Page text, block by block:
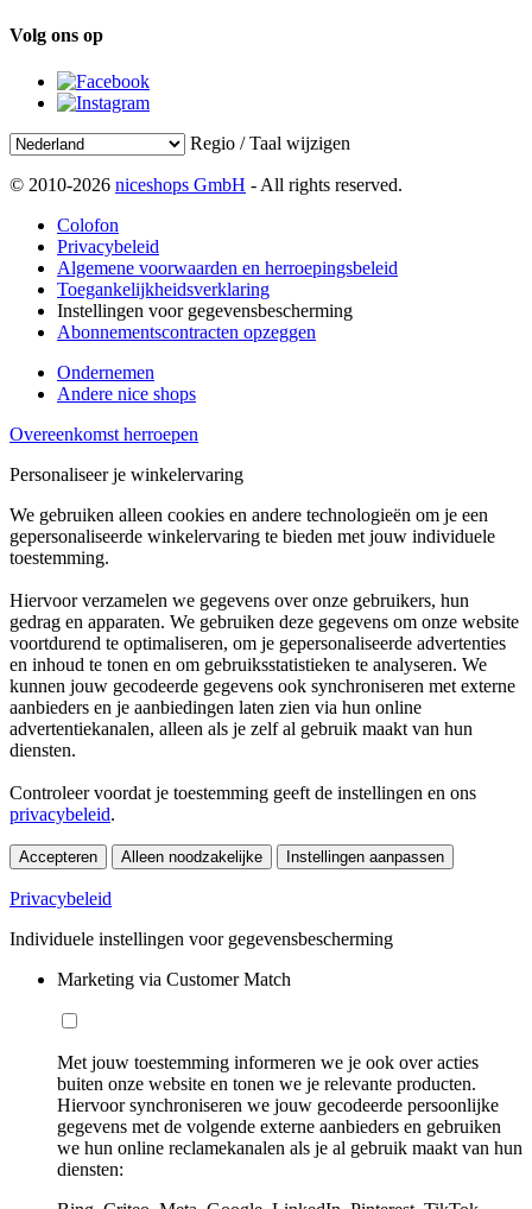
Volg ons op
Regio / Taal wijzigen
© 2010-2026 niceshops GmbH - All rights reserved.
Colofon
Privacybeleid
Algemene voorwaarden en herroepingsbeleid
Toegankelijkheidsverklaring
Instellingen voor gegevensbescherming
Abonnementscontracten opzeggen
Ondernemen
Andere nice shops
Overeenkomst herroepen
Personaliseer je winkelervaring
We gebruiken alleen cookies en andere technologieën om je een
gepersonaliseerde winkelervaring te bieden met jouw individuele
toestemming.
Hiervoor verzamelen we gegevens over onze gebruikers, hun
gedrag en apparaten. We gebruiken deze gegevens om onze website
voortdurend te optimaliseren, om je gepersonaliseerde advertenties
en inhoud te tonen en om gebruiksstatistieken te analyseren. We
kunnen jouw gecodeerde gegevens ook synchroniseren met externe
aanbieders en je aanbiedingen laten zien via hun online
advertentiekanalen, alleen als je zelf al gebruik maakt van hun
diensten.
Controleer voordat je toestemming geeft de instellingen en ons
privacybeleid.
Accepteren Alleen noodzakelijke Instellingen aanpassen
Privacybeleid
Individuele instellingen voor gegevensbescherming
Marketing via Customer Match
Met jouw toestemming informeren we je ook over acties
buiten onze website en tonen we je relevante producten.
Hiervoor synchroniseren we jouw gecodeerde persoonlijke
gegevens met de volgende externe aanbieders en gebruiken
we hun online reclamekanalen als je al gebruik maakt van hun
diensten: